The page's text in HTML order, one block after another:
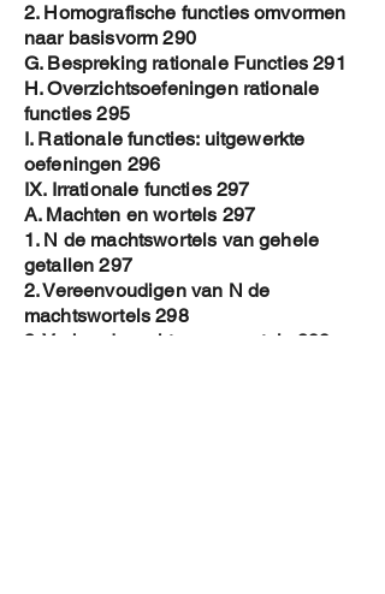
2. Homografische functies omvormen
naar basisvorm 290
G. Bespreking rationale Functies 291
H. Overzichtsoefeningen rationale
functies 295
I. Rationale functies: uitgewerkte
oefeningen 296
IX. Irrationale functies 297
A. Machten en wortels 297
1. N de machtswortels van gehele
getallen 297
2. Vereenvoudigen van N de
machtswortels 298
3. Verband machten en wortels 299